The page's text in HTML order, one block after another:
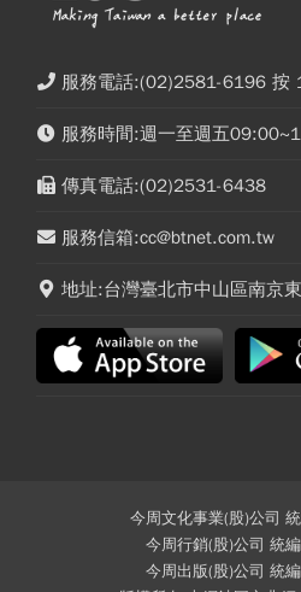
服務電話:(02)2581-6196 按
服務時間:週一至週五
傳真電話:(02)2531-6438
服務信箱:cc@btnet.com.tw
地址:台灣臺北市中山區南京
今周文化事業(股)公司
今周行銷(股)公司 統
今周出版(股)公司 統